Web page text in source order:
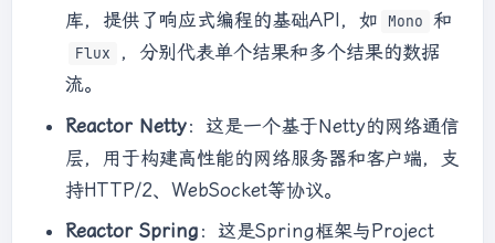
库，提供了响应式编程的基础API，如
Mono 和
Flux
，分别代表单个结果和多个结果的数据
流。
Reactor Netty：这是一个基于Netty的网络通信
层，用于构建高性能的网络服务器和客户端，支
持HTTP/2、WebSocket等协议。
Reactor Spring ：这是Spring框架与Project